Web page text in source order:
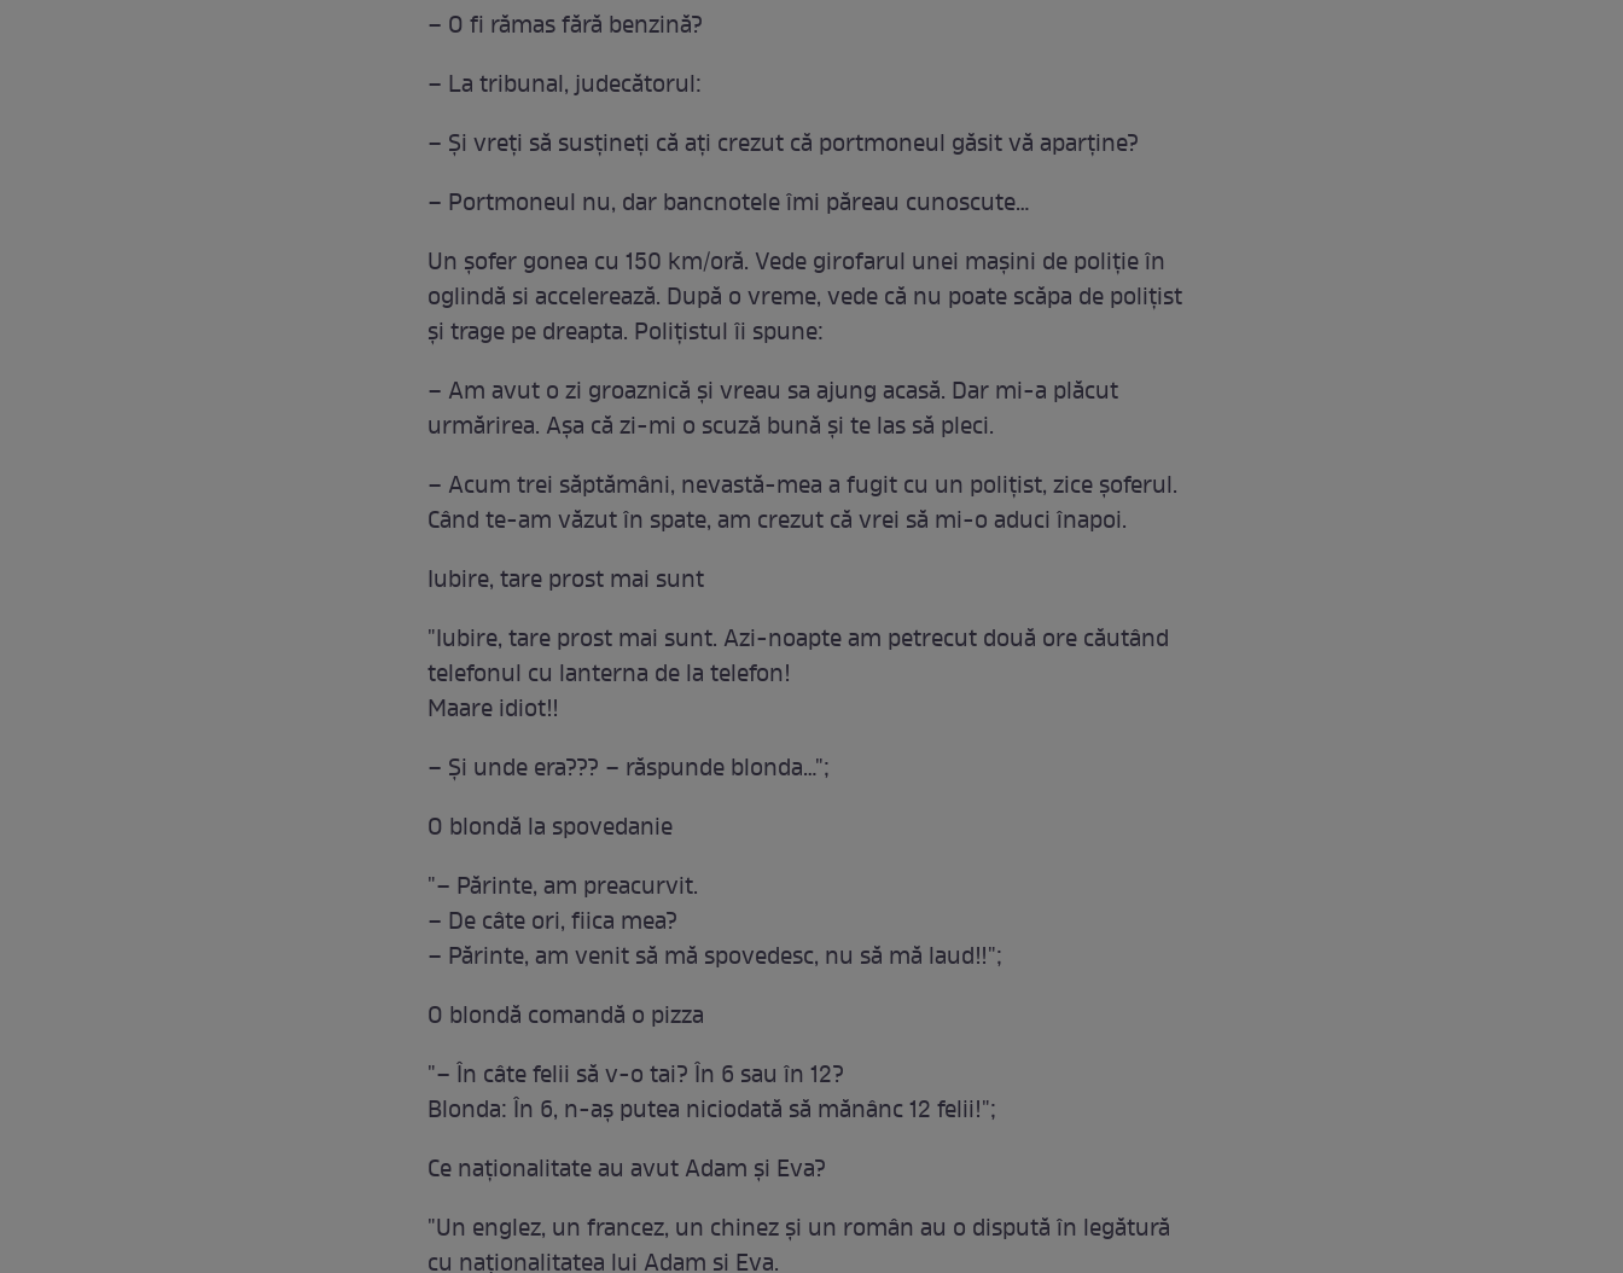
– O fi rămas fără benzină?
– La tribunal, judecătorul:
– Şi vreţi să susţineţi că aţi crezut că portmoneul găsit vă aparţine?
– Portmoneul nu, dar bancnotele îmi păreau cunoscute…
Un şofer gonea cu 150 km/oră. Vede girofarul unei maşini de poliţie în
oglindă si accelerează. După o vreme, vede că nu poate scăpa de poliţist
şi trage pe dreapta. Poliţistul îi spune:
– Am avut o zi groaznică şi vreau sa ajung acasă. Dar mi-a plăcut
urmărirea. Aşa că zi-mi o scuză bună şi te las să pleci.
– Acum trei săptămâni, nevastă-mea a fugit cu un poliţist, zice şoferul.
Când te-am văzut în spate, am crezut că vrei să mi-o aduci înapoi.
Iubire, tare prost mai sunt
"Iubire, tare prost mai sunt. Azi-noapte am petrecut două ore căutând
telefonul cu lanterna de la telefon!
Maare idiot!!
– Și unde era??? – răspunde blonda…";
O blondă la spovedanie
"– Părinte, am preacurvit.
– De câte ori, fiica mea?
– Părinte, am venit să mă spovedesc, nu să mă laud!!";
O blondă comandă o pizza
"– În câte felii să v-o tai? În 6 sau în 12?
Blonda: În 6, n-aș putea niciodată să mănânc 12 felii!";
Ce naționalitate au avut Adam și Eva?
"Un englez, un francez, un chinez și un român au o dispută în legătură
cu naționalitatea lui Adam si Eva.